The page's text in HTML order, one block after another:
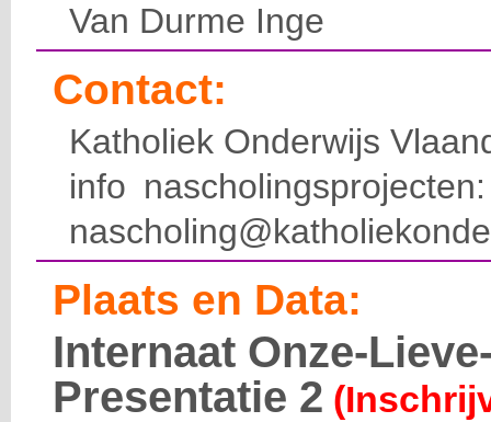
Van Durme Inge
Contact:
Katholiek Onderwijs
info
Plaats en Data:
Internaat Onze-
Presentatie 2